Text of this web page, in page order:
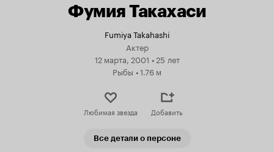
Фумия Такахаси
Fumiya Takahashi
Актер
12 марта, 2001 •25 лет
Рыбы •1.76 м
Любимая звезда Добавить
Все детали о персоне